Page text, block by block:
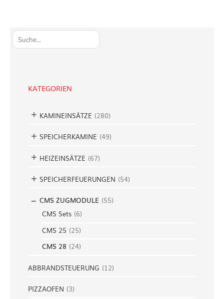
S
u
KATEGORIEN
KAMINEINSÄTZE (280)
SPEICHERKAMINE (49)
HEIZEINSÄTZE (67)
SPEICHERFEUERUNGEN (54)
CMS ZUGMODULE (55)
CMS Sets (6)
CMS 25 (25)
CMS 28 (24)
ABBRANDSTEUERUNG (12)
PIZZAOFEN (3)